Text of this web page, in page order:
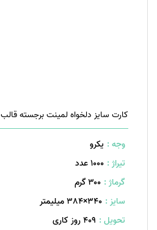
کارت سایز دلخواه لمینت برجسته
وجه : یکرو
تیراژ : 1000 عدد
گرماژ : ۳۰۰ گرم
سایز : 340×384 میلیمتر
تحویل : 409 روز کاری